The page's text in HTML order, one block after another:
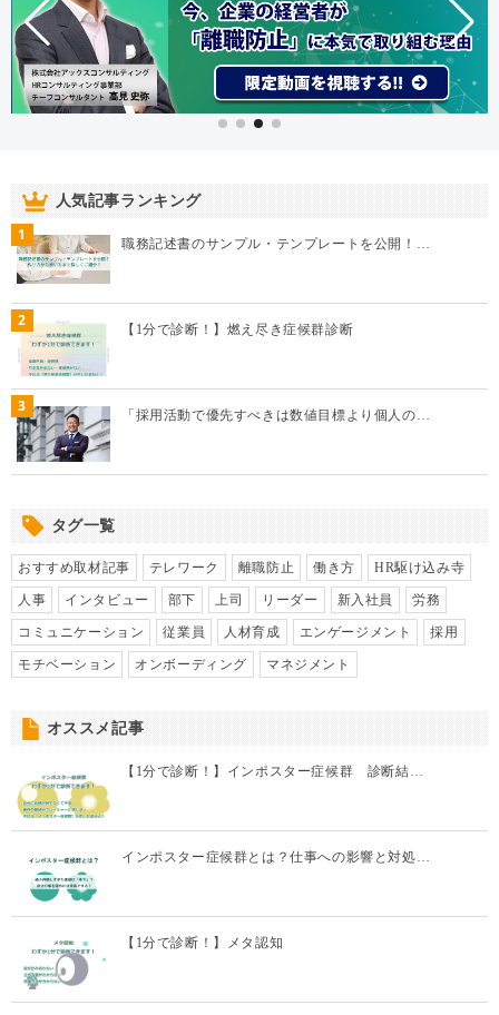
人気記事ランキング
1 職務記述書のサンプル・テンプレートを公開！…
2 【1分で診断！】燃え尽き症候群診断
3 「採用活動で優先すべきは数値目標より個人の…
タグ一覧
おすすめ取材記事 テレワーク 離職防止 働き方 HR駆け込み寺
人事 インタビュー 部下 上司 リーダー 新入社員 労務
コミュニケーション 従業員 人材育成 エンゲージメント 採用
モチベーション オンボーディング マネジメント
オススメ記事
【1分で診断！】インポスター症候群 診断結…
インポスター症候群とは？仕事への影響と対処…
【1分で診断！】メタ認知